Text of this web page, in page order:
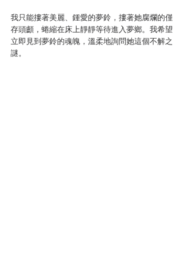
我只能摟著美麗、鍾愛的夢鈴，摟著她腐爛的僅
存頭顱，蜷縮在床上靜靜等待進入夢鄉。我希望
立即見到夢鈴的魂魄，溫柔地詢問她這個不解之
謎。